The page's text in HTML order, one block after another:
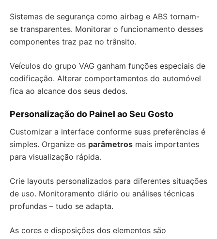
Sistemas de segurança como airbag e ABS tornam-
se transparentes. Monitorar o funcionamento desses
componentes traz paz no trânsito.
Veículos do grupo VAG ganham funções especiais de
codificação. Alterar comportamentos do automóvel
fica ao alcance dos seus dedos.
Personalização do Painel ao Seu Gosto
Customizar a interface conforme suas preferências é
simples. Organize os parâmetros mais importantes
para visualização rápida.
Crie layouts personalizados para diferentes situações
de uso. Monitoramento diário ou análises técnicas
profundas – tudo se adapta.
As cores e disposições dos elementos são